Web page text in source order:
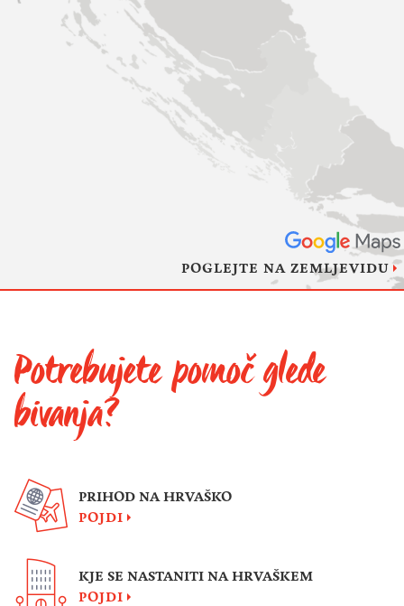
POGLEJTE NA ZEMLJEVIDU
Potrebujete pomoč glede
bivanja?
PRIHOD NA HRVAŠKO
POJDI
KJE SE NASTANITI NA HRVAŠKEM
POJDI